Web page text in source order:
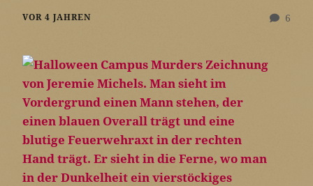
6
VOR 4 JAHREN